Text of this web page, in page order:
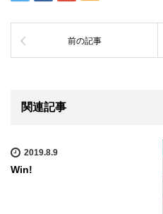
前の記事
関連記事
2019.8.9
Win!